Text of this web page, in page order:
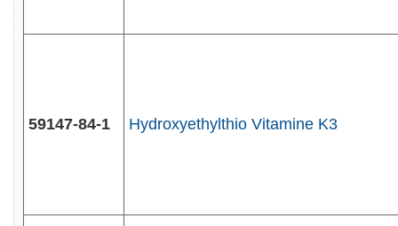
59147-84-1 Hydroxyethylthio Vitamine K3